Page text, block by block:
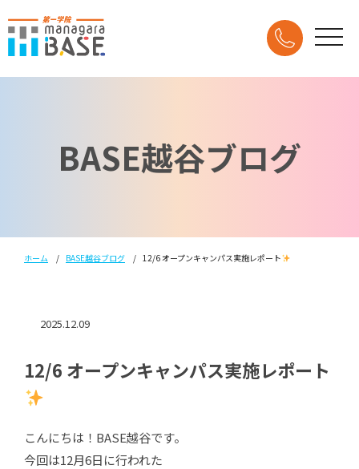
BASE越谷ブログ
ホーム BASE越谷ブログ 12/6 オープンキャンパス実施レポート
2025.12.09
12/6 オープンキャンパス実施レポート
こんにちは！BASE越谷です。
今回は12月6日に行われた